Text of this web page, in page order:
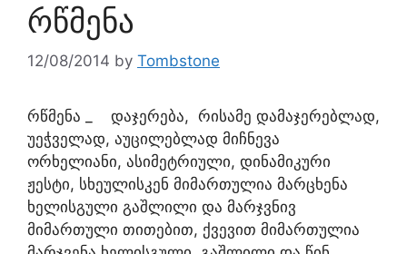
რწმენა
12/08/2014 by Tombstone
რწმენა _ დაჯერება, რისამე დამაჯერებლად,
უეჭველად, აუცილებლად მიჩნევა
ორხელიანი, ასიმეტრიული, დინამიკური
ჟესტი, სხეულისკენ მიმართულია მარცხენა
ხელისგული გაშლილი და მარჯვნივ
მიმართული თითებით, ქვევით მიმართულია